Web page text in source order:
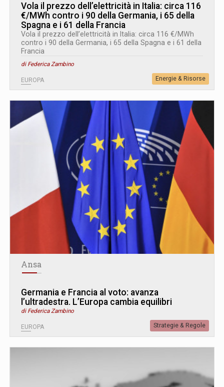
Vola il prezzo dell’elettricità in Italia: circa 116
€/MWh contro i 90 della Germania, i 65 della
Spagna e i 61 della Francia
Vola il prezzo dell’elettricità in Italia: circa 116 €/MWh
contro i 90 della Germania, i 65 della Spagna e i 61 della
Francia
di Federica Zambino
EUROPA Energie & Risorse
Ansa
Germania e Francia al voto: avanza
l’ultradestra. L’Europa cambia equilibri
di Federica Zambino
EUROPA Strategie & Regole